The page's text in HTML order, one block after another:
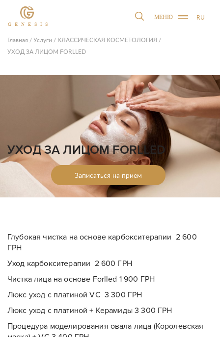
GENESIS
МЕНЮ RU
Главная /Услуги / КЛАССИЧЕСКАЯ КОСМЕТОЛОГИЯ /
УХОД ЗА ЛИЦОМ FORLLED
УХОД ЗА ЛИЦОМ FORLLED
Записаться на прием
Глубокая чистка на основе карбокситерапии 2 600
ГРН
Уход карбокситерапии 2 600 ГРН
Чистка лица на основе Forlled 1 900 ГРН
Люкс уход с платиной VC 3 300 ГРН
Люкс уход с платиной + Керамиды 3 300 ГРН
Процедура моделирования овала лица (Королевская